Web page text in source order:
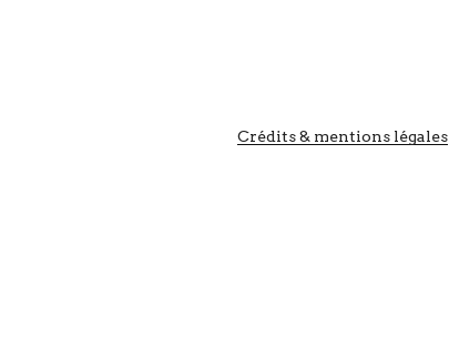
Crédits & mentions légales